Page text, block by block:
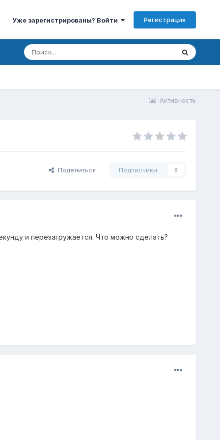
Уже зарегистрированы? Войти Регистрация
Активность
Поделиться Подписчики 0
и перезагружается. Что можно сделать?